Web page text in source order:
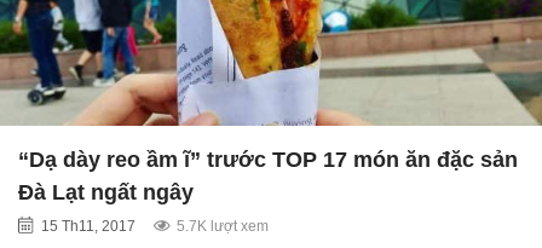
“Dạ dày reo ầm ĩ” trước TOP 17 món ăn đặc sản
Đà Lạt ngất ngây
15 Th11, 2017 5.7K lượt xem